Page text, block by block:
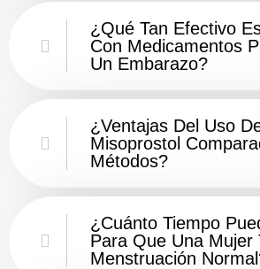
¿Qué Tan Efectivo
Con Medicamentos
Un Embarazo?
¿Ventajas Del Uso
Misoprostol
Métodos?
¿Cuánto Tiempo
Para Que Una Mujer
Menstruación